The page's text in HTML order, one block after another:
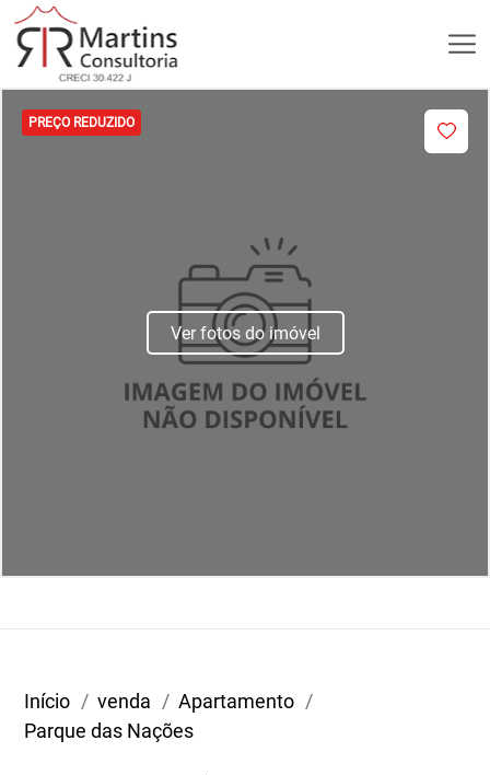
PREÇO REDUZIDO
Ver fotos do imóvel
Início venda
Apartamento
Parque das Nações